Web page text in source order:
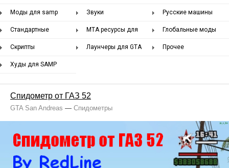
samp сервера samp
Моды для samp
сервера
Звуки Русские машины
Стандартные
файлы
MTA ресурсы для
сервера
Глобальные моды
Скрипты Лаунчеры для GTA Прочее
Худы для SAMP
Спидометр от ГАЗ 52
GTA San Andreas — Спидометры